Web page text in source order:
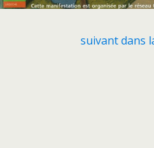
suivant dans